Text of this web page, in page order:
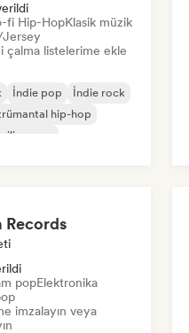
fi Hip-HopKlasik müzik
çalma listelerime ekle
İndie pop
İndie rock
hip-hop
rap
Records
popElektronika
imzalayın veya